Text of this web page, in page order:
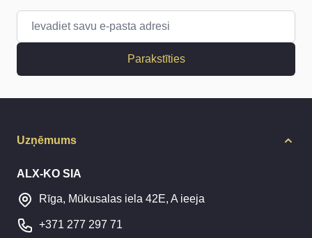
Parakstīties
Uzņēmums
ALX-KO SIA
Rīga, Mūkusalas iela 42E, A ieeja
+371 277 297 71